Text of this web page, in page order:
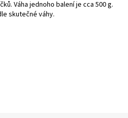
Váha jednoho balení je cca 500 g.
skutečné váhy.